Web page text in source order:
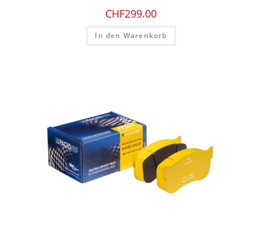
CHF299.00
In den Warenkorb